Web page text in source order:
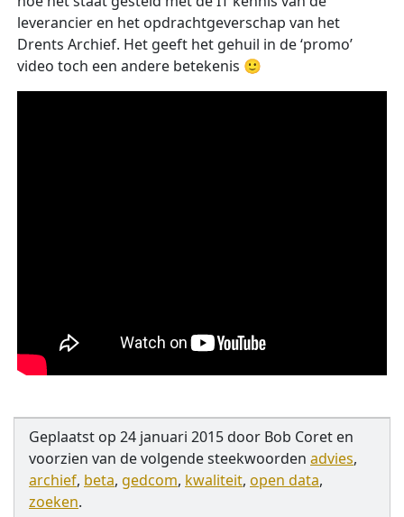
leverancier en het opdrachtgeverschap van het
Drents Archief. Het geeft het gehuil in de ‘promo’
video toch een andere betekenis 🙂
Geplaatst op 24 januari 2015door Bob Coret en
voorzien van de volgende steekwoorden advies,
archief, beta, gedcom, kwaliteit, open data,
zoeken.